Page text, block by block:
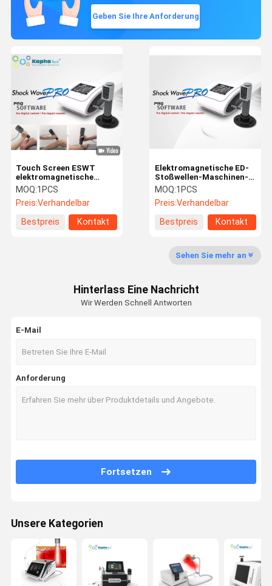
Haus Produkte
Ausflug
Geben Sie Ihre Anforderung
Elektromagnetische ED-
Stoßwellen-Maschinen-
tragbare hohe
Leistungsfähigkeits-
einfache Operation
MOQ:1PCS
Preis:Verhandelbar
Bestpreis
Kontakt
Touch Screen ESWT
elektromagnetische
Therapie-Maschine für
ED-Behandlung
MOQ:1PCS
Preis:Verhandelbar
Bestpreis
Kontakt
Sehen Sie mehr an
Hinterlass Eine Nachricht
Wir Werden Schnell Antworten
E-Mail
Anforderung
Fortsetzen
Unsere Kategorien